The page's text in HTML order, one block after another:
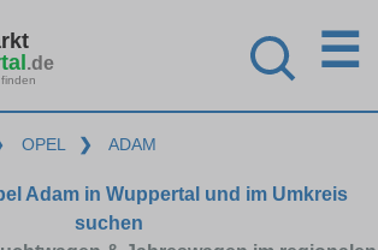
.de ☰
OPEL ❯ ADAM
Adam in Wuppertal und im Umkreis
suchen